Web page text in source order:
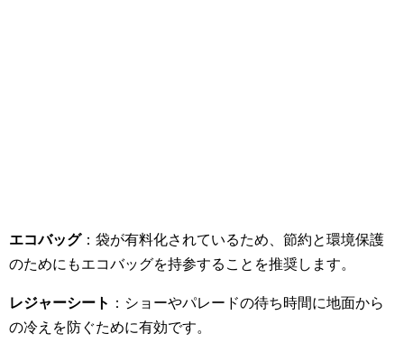
エコバッグ：袋が有料化されているため、節約と環境保護
のためにもエコバッグを持参することを推奨します。
レジャーシート ：ショーやパレードの待ち時間に地面から
の冷えを防ぐために有効です。